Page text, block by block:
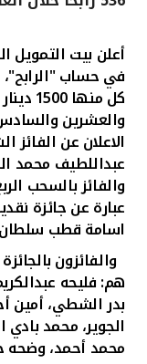
أدوات
خدمات ما
اتصل بنا
مواقع الفروع
ألمانيا
ماليزيا
أعلن بيت التمويل
في حساب
كل منها 1500 دينار كويتي
عبداللطيف محمد
عبارة عن جائزة
اسامة قطب
هم:فليحه
بدر الشطي، أمين
الجوير، محمد
محمد أحمد، وضحه